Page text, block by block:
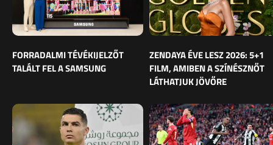
FORRADALMI TÉVÉKIJELZŐT
TALÁLT FEL A SAMSUNG
ZENDAYA ÉVE LESZ 2026: 5+1
FILM, AMIBEN A SZÍNÉSZNŐT
LÁTHATJUK JÖVŐRE